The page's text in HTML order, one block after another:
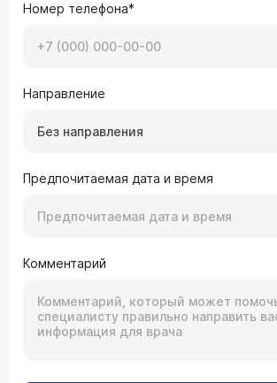
Номер телефона*
Направление
Без направления
Предпочитаемая дата и время
Комментарий